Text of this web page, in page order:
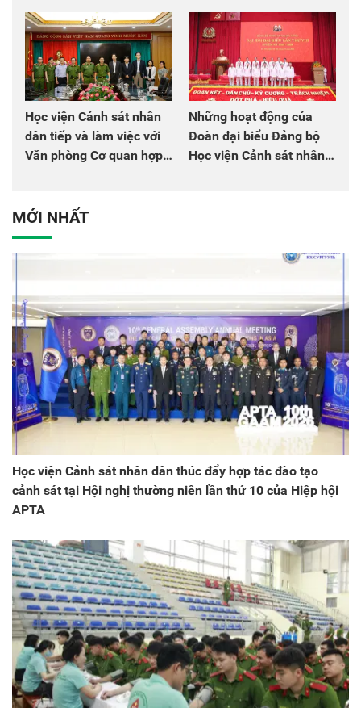
chào mừng Đại hội Đảng
đồng đội
Học viện Cảnh sát nhân
dân tiếp và làm việc với
Văn phòng Cơ quan hợp
Những hoạt động của
Đoàn đại biểu Đảng bộ
Học viện Cảnh sát nhân
MỚI NHẤT
Học viện Cảnh sát nhân dân thúc đẩy hợp tác đào tạo
cảnh sát tại Hội nghị thường niên lần thứ 10 của Hiệp hội
APTA